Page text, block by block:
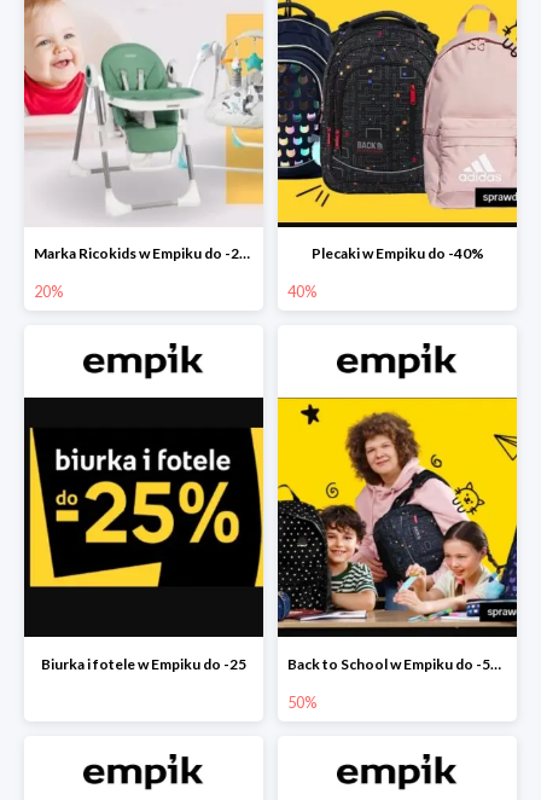
Marka Ricokids w Empiku do -20%
20%
Plecaki w Empiku do -40%
40%
Biurka i fotele w Empiku do -25 Back to School w Empiku do -50%
50%